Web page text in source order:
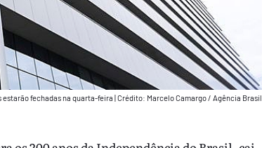
estarão fechadas na quarta-feira |Crédito: Marcelo Camargo / Agência Brasil